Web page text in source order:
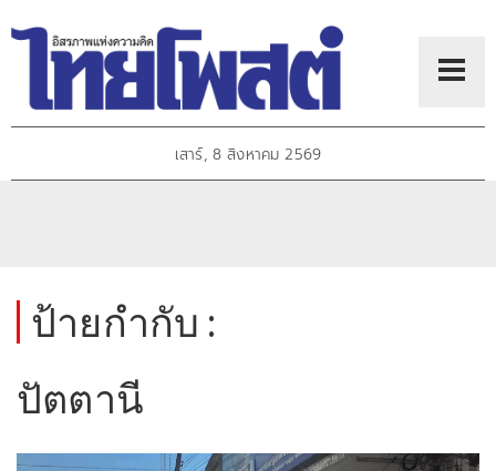
เสาร์, 8 สิงหาคม 2569
ป้ายกำกับ :
ปัตตานี